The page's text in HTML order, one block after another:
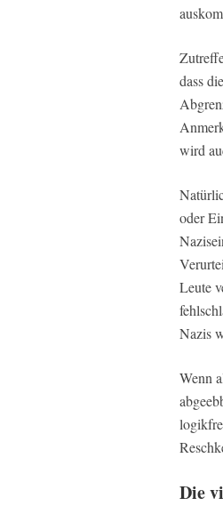
dass
wird
oder
Leute
Nazis
Wenn
Die